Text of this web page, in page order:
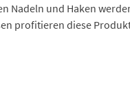
Nadeln und Haken
profitieren diese